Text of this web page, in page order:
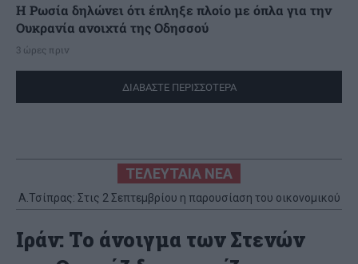
Η Ρωσία δηλώνει ότι έπληξε πλοίο με όπλα για την
Ουκρανία ανοιχτά της Οδησσού
3 ώρες πριν
ΔΙΑΒΑΣΤΕ ΠΕΡΙΣΣΟΤΕΡΑ